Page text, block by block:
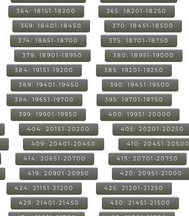
364: 18151-18200 365: 18201-18250
369: 18401-18450 370: 18451-18500
374: 18651-18700 375: 18701-18750
379: 18901-18950 380: 18951-19000
384: 19151-19200 385: 19201-19250
389: 19401-19450 390: 19451-19500
394: 19651-19700 395: 19701-19750
399: 19901-19950 400: 19951-20000
404: 20151-20200 405: 20201-20250
409: 20401-20450 410: 20451-20500
414: 20651-20700 415: 20701-20750
419: 20901-20950 420: 20951-21000
424: 21151-21200 425: 21201-21250
429: 21401-21450 430: 21451-21500